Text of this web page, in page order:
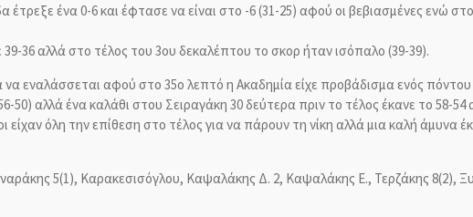
έτρεξε ένα 0-6 και έφτασε να είναι στο -6 (31-25) αφού οι βεβιασμένες ενώ
36 αλλά στο τέλος του 3ου δεκαλέπτου το σκορ ήταν ισόπαλο (39-39).
εναλάσσεται αφού στο 35ο λεπτό η Ακαδημία είχε προβάδισμα ενός
αλλά ένα καλάθι στου Σειραγάκη 30 δεύτερα πριν το τέλος έκανε το 58-
όλη την επίθεση στο τέλος για να πάρουν τη νίκη αλλά μια καλή άμυνα
5(1), Καρακεσισόγλου, Καψαλάκης Δ. 2, Καψαλάκης Ε., Τερζάκης 8(2),